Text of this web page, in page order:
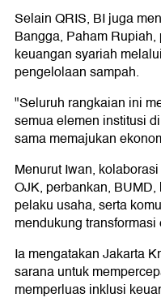
Selain QRIS, BI juga
Bangga, Paham
keuangan syariah
pengelolaan sampah.
"Seluruh rangkaian ini
semua elemen institusi
sama memajukan
Menurut Iwan,
OJK, perbankan,
pelaku usaha, serta
mendukung
Ia mengatakan Jakarta
sarana untuk
memperluas inklusi